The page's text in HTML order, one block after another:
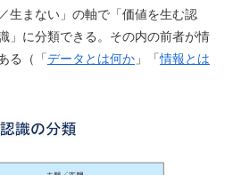
生まない」の軸で「価値を生む認
」に分類できる。その内の前者が情
る（「データとは何か 」「情報とは